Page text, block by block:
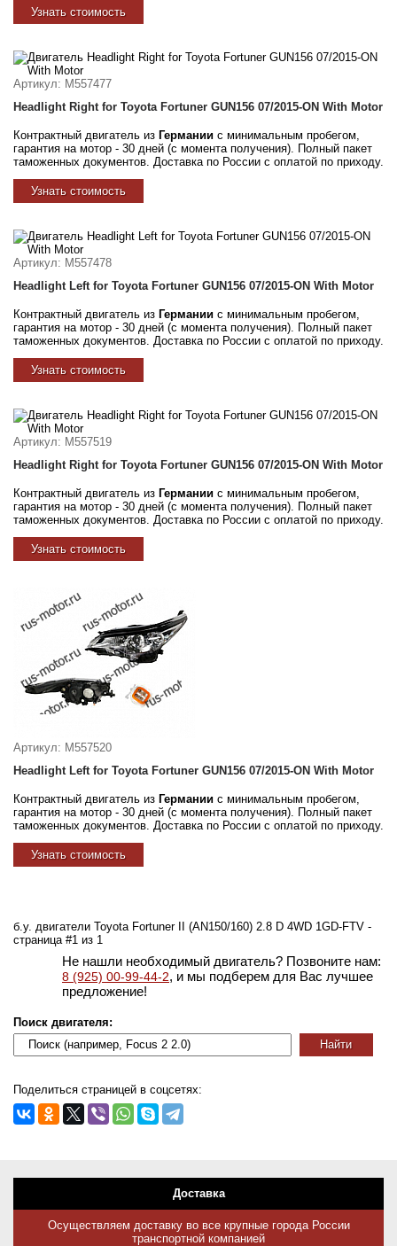
Узнать стоимость
Артикул: M557477
Headlight Right for Toyota Fortuner GUN156 07/2015-ON With Motor
Контрактный двигатель из Германии с минимальным пробегом,
гарантия на мотор - 30 дней (с момента получения). Полный пакет
таможенных документов. Доставка по России с оплатой по приходу.
Узнать стоимость
Артикул: M557478
Headlight Left for Toyota Fortuner GUN156 07/2015-ON With Motor
Контрактный двигатель из Германии с минимальным пробегом,
гарантия на мотор - 30 дней (с момента получения). Полный пакет
таможенных документов. Доставка по России с оплатой по приходу.
Узнать стоимость
Артикул: M557519
Headlight Right for Toyota Fortuner GUN156 07/2015-ON With Motor
Контрактный двигатель из Германии с минимальным пробегом,
гарантия на мотор - 30 дней (с момента получения). Полный пакет
таможенных документов. Доставка по России с оплатой по приходу.
Узнать стоимость
Артикул: M557520
Headlight Left for Toyota Fortuner GUN156 07/2015-ON With Motor
Контрактный двигатель из Германии с минимальным пробегом,
гарантия на мотор - 30 дней (с момента получения). Полный пакет
таможенных документов. Доставка по России с оплатой по приходу.
Узнать стоимость
б.у. двигатели Toyota Fortuner II (AN150/160) 2.8 D 4WD 1GD-FTV -
страница #1 из 1
Не нашли необходимый двигатель? Позвоните нам:
8 (925) 00-99-44-2, и мы подберем для Вас лучшее
предложение!
Поиск двигателя:
Поделиться страницей в соцсетях:
Доставка
Осуществляем доставку во все крупные города России
транспортной компанией